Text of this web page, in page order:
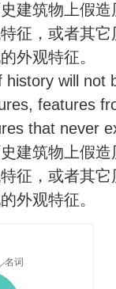
建筑物上假
征，或者其
外观特征。
history will not
features
that never
建筑物上假
征，或者其
外观特征。
名词